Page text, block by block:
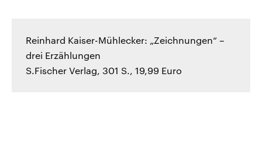
Reinhard Kaiser-Mühlecker: „Zeichnungen“ –
drei Erzählungen
S.Fischer Verlag, 301 S., 19,99 Euro